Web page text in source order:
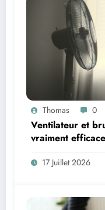
Thomas 0
Ventilateur et
vraiment
17 Juillet 2026